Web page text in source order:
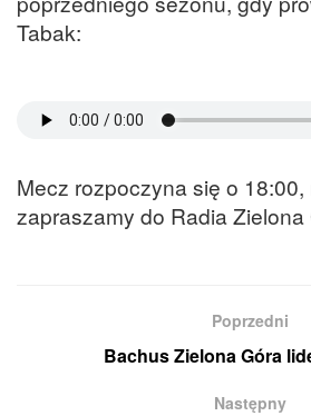
Tabak:
Mecz rozpoczyna się o
zapraszamy do Radia Zielona
Poprzedni
Bachus Zielona Góra
Następny